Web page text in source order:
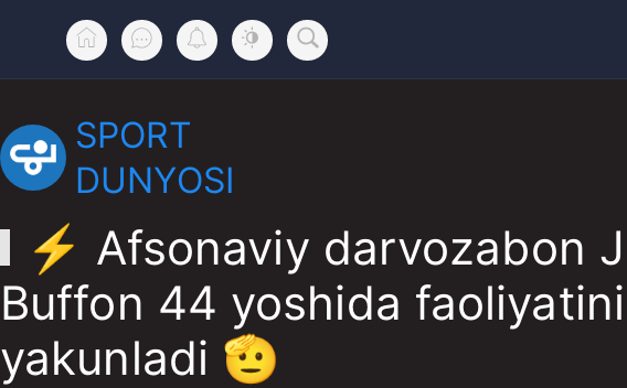
SPORT
DUNYOSI
⚡️ Afsonaviy darvozabon
Buffon 44 yoshida faoliyatini
yakunladi 🫡